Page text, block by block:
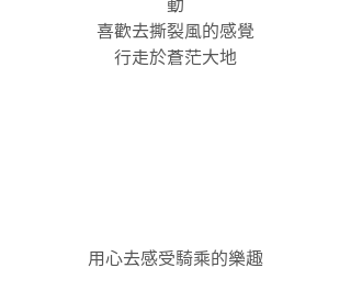
動
喜歡去撕裂風的感覺
行走於蒼茫大地
用心去感受騎乘的樂趣